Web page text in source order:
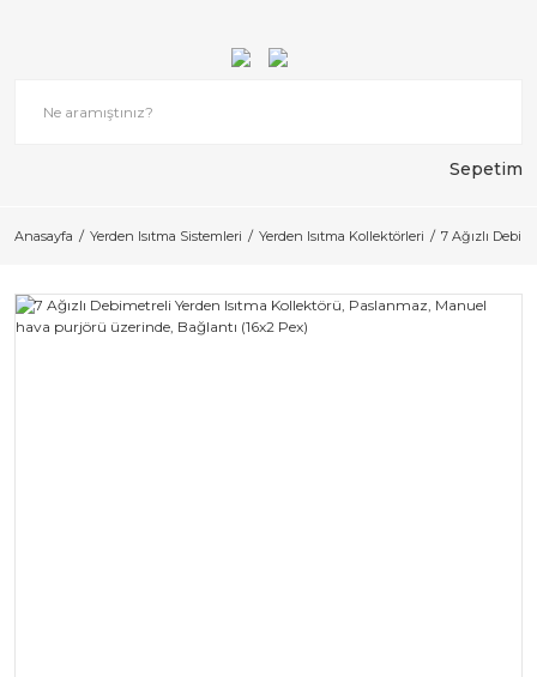
Sepetim
Anasayfa Yerden Isıtma Sistemleri Yerden Isıtma Kollektörleri 7 Ağızlı